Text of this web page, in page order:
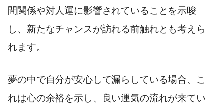
間関係や対人運に影響されていることを示唆
し、新たなチャンスが訪れる前触れとも考えら
れます。
夢の中で自分が安心して漏らしている場合、こ
れは心の余裕を示し、良い運気の流れが来てい